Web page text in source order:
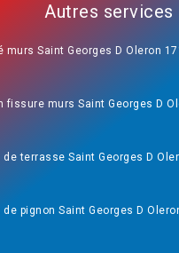
Autres services
murs Saint Georges D Oleron
fissure murs Saint Georges D
de terrasse Saint Georges D
de pignon Saint Georges D